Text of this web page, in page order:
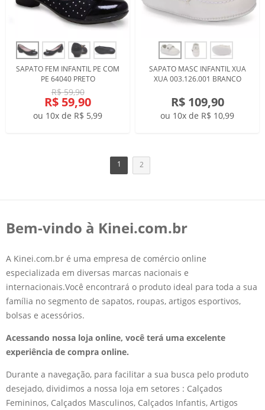
SAPATO FEM INFANTIL PE COM
PE 64040 PRETO
R$ 59,90
R$ 59,90
ou 10x de R$ 5,99
SAPATO MASC INFANTIL XUA
XUA 003.126.001 BRANCO
R$ 109,90
ou 10x de R$ 10,99
1 2
Bem-vindo à Kinei.com.br
A Kinei.com.br é uma empresa de comércio online
especializada em diversas marcas nacionais e
internacionais.Você encontrará o produto ideal para toda a sua
família no segmento de sapatos, roupas, artigos esportivos,
bolsas e acessórios.
Acessando nossa loja online, você terá uma excelente
experiência de compra online.
Durante a navegação, para facilitar a sua busca pelo produto
desejado, dividimos a nossa loja em setores : Calçados
Femininos, Calçados Masculinos, Calçados Infantis, Artigos